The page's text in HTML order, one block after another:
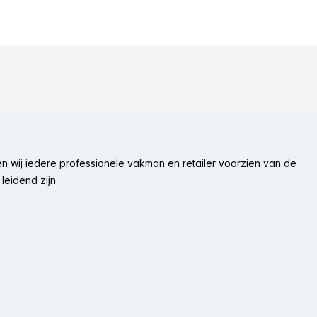
wij iedere professionele vakman en retailer voorzien van de
zijn.